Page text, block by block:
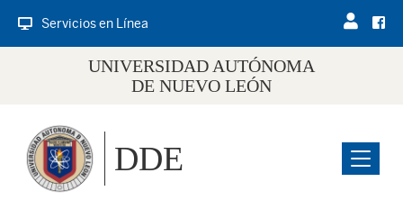
Servicios en Línea
UNIVERSIDAD AUTÓNOMA
DE NUEVO LEÓN
Menu
DDE